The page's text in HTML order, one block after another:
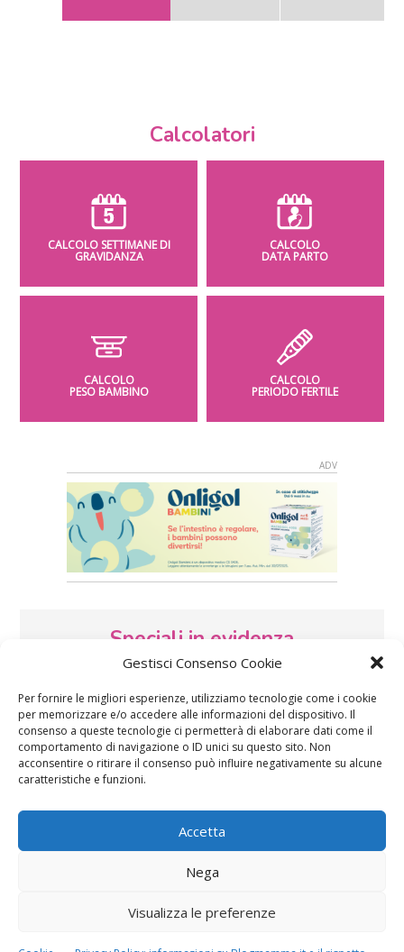
Gestisci Consenso Cookie
Per fornire le migliori esperienze, utilizziamo tecnologie come i cookie
per memorizzare e/o accedere alle informazioni del dispositivo. Il
consenso a queste tecnologie ci permetterà di elaborare dati come il
comportamento di navigazione o ID unici su questo sito. Non
acconsentire o ritirare il consenso può influire negativamente su alcune
caratteristiche e funzioni.
Accetta
Nega
Visualizza le preferenze
Calcolatori
CALCOLO SETTIMANE DI
GRAVIDANZA
CALCOLO
DATA PARTO
CALCOLO
PESO BAMBINO
CALCOLO
PERIODO FERTILE
Speciali in evidenza
Vaccini
Festa della mamma: Le settimane di